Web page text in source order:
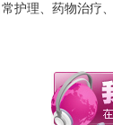
护理、药物治